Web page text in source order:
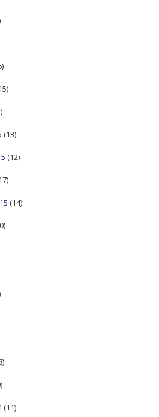
(13)
(12)
(14)
(11)